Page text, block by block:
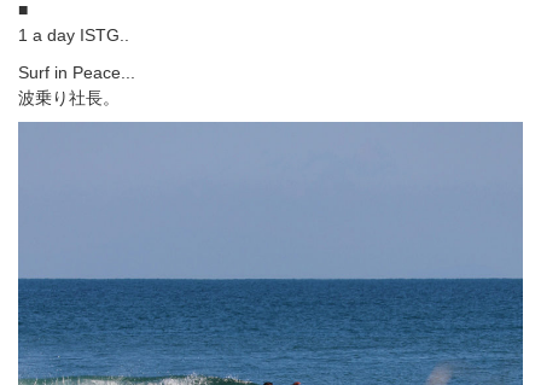
■
1 a day ISTG..
Surf in Peace...
波乗り社長。